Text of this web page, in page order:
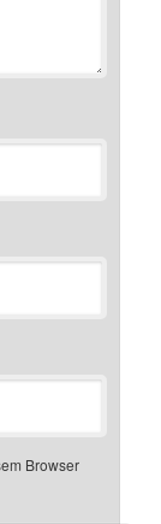
Browser